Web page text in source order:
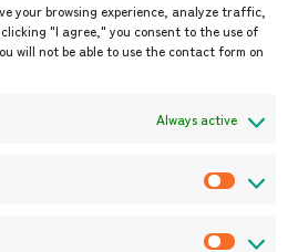
your browsing experience, analyze traffic,
"I agree," you consent to the use of
will not be able to use the contact form on
Always active